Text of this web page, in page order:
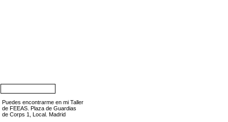
Puedes encontrarme en mi Taller
de FEEAS. Plaza de Guardias
de Corps 1, Local. Madrid